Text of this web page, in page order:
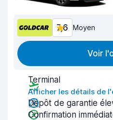
7,6 Moyen
Voir
Terminal
Afficher les détails de
Dépôt de garantie
Confirmation